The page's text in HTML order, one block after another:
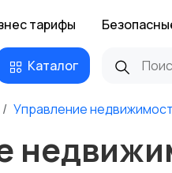
тарифы
Каталог
Управление